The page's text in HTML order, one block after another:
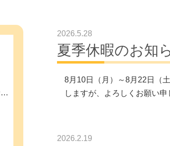
2026.5.28
夏季休暇のお知
8月10日（月）～8月22日（
しますが、よろしくお願い申
2026.2.19
ゴールデンウィークの休診について